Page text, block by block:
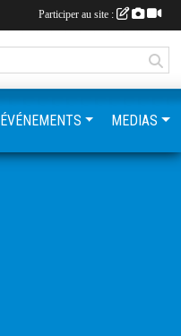
ÉVÉNEMENTS MEDIAS
Participer au site :